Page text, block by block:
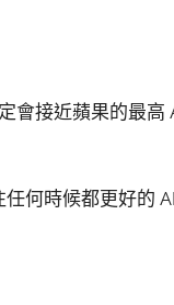
會接近蘋果的最
何時候都更好的